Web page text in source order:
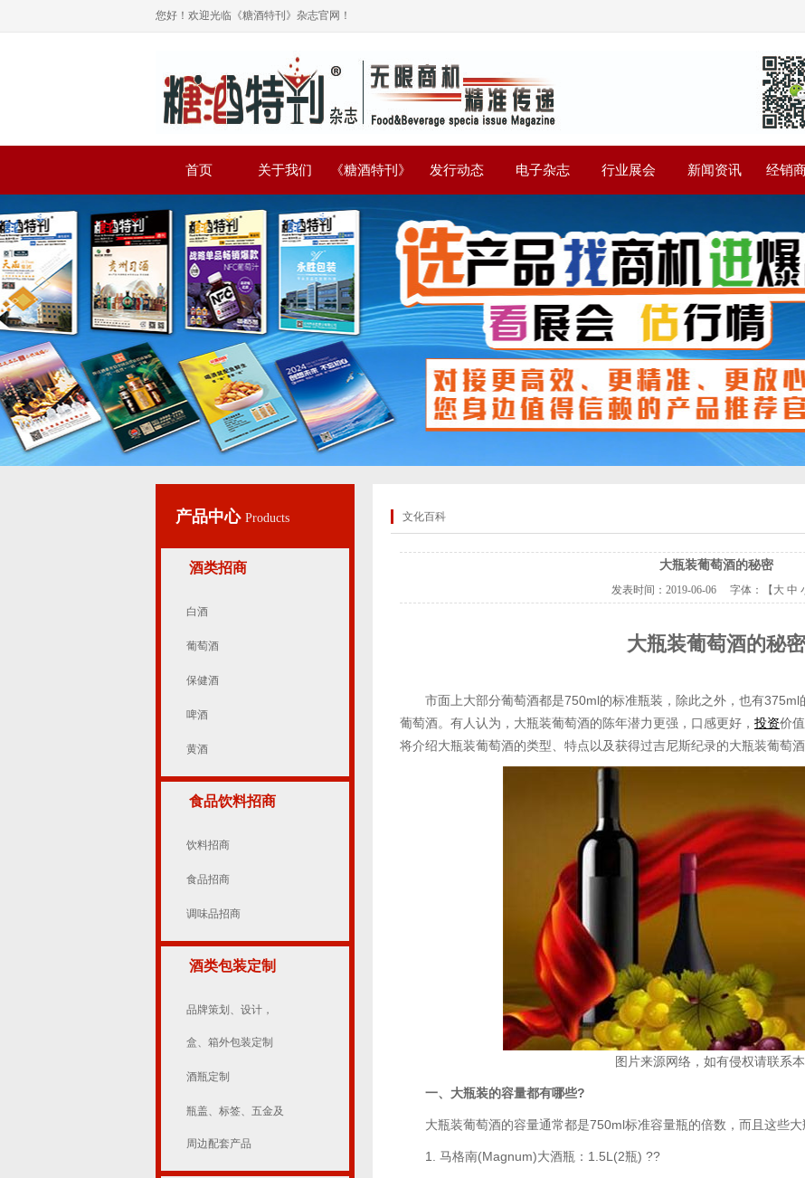
您好！欢迎光临《糖酒特刊》杂志官网！
首页 关于我们 《糖酒特刊》 发行动态 电子杂志 行业展会 新闻资讯 经销
产品中心 Products
酒类招商
白酒
葡萄酒
保健酒
啤酒
黄酒
食品饮料招商
饮料招商
食品招商
调味品招商
酒类包装定制
品牌策划、设计，
盒、箱外包装定制
酒瓶定制
瓶盖、标签、五金及
周边配套产品
文化百科
大瓶装葡萄酒的秘密
发表时间： 2019-06-06字体：【 大 中
大瓶装葡萄酒的秘密
市面上大部分葡萄酒都是750ml的标准瓶装，除此之外，也有
葡萄酒。有人认为，大瓶装葡萄酒的陈年潜力更强，口感更好， 投资价
将介绍大瓶装葡萄酒的类型、特点以及获得过吉尼斯纪录的大瓶装葡萄酒
图片来源网络，如有侵权请联系
一、大瓶装的容量都有哪些?
大瓶装葡萄酒的容量通常都是750ml标准容量瓶的倍数，而且这些
1. 马格南(Magnum)大酒瓶：1.5L(2瓶) ??